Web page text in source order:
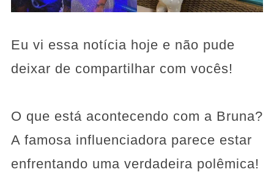
Eu vi essa notícia hoje e não pude
deixar de compartilhar com vocês!
O que está acontecendo com a Bruna?
A famosa influenciadora parece estar
enfrentando uma verdadeira polêmica!